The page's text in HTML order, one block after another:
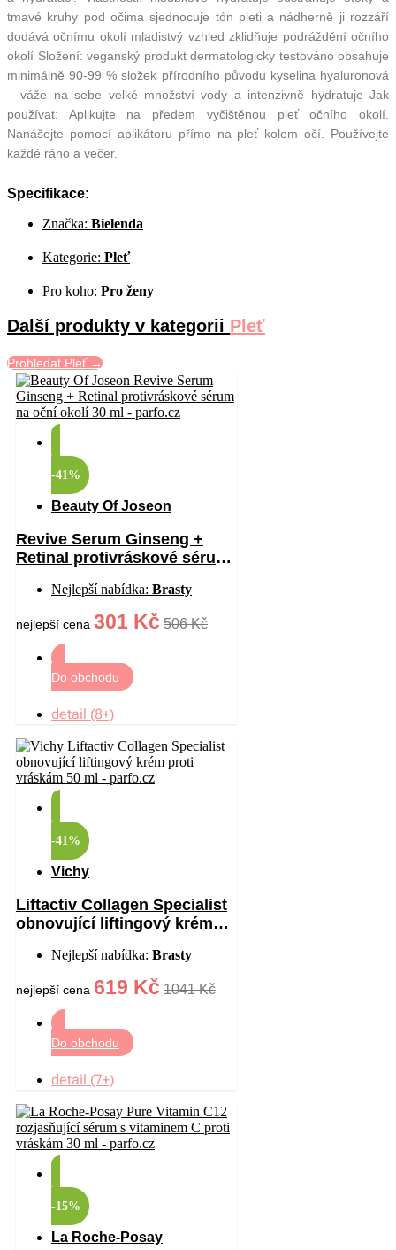
tmavé kruhy pod očima sjednocuje tón pleti a nádherně ji rozzáří
dodává očnímu okolí mladistvý vzhled zklidňuje podráždění očního
okolí Složení: veganský produkt dermatologicky testováno obsahuje
minimálně 90-99 % složek přírodního původu kyselina hyaluronová
–⁠⁠⁠⁠⁠⁠ váže na sebe velké množství vody a intenzivně hydratuje Jak
používat: Aplikujte na předem vyčištěnou pleť očního okolí.
Nanášejte pomocí aplikátoru přímo na pleť kolem očí. Používejte
každé ráno a večer.
Specifikace:
Značka: Bielenda
Kategorie: Pleť
Pro koho: Pro ženy
Další produkty v kategorii Pleť
Prohledat Pleť →
-41%
Beauty Of Joseon
Revive Serum Ginseng +
Retinal protivráskové sérum
Nejlepší nabídka: Brasty
nejlepší cena 301 Kč 506 Kč
Do obchodu
detail (8+)
-41%
Vichy
Liftactiv Collagen Specialist
obnovující liftingový krém
Nejlepší nabídka: Brasty
nejlepší cena 619 Kč 1041 Kč
Do obchodu
detail (7+)
-15%
La Roche-Posay